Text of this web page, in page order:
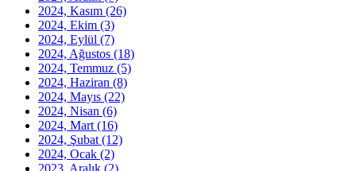
2024, Kasım (26)
2024, Ekim (3)
2024, Eylül (7)
2024, Ağustos (18)
2024, Temmuz (5)
2024, Haziran (8)
2024, Mayıs (22)
2024, Nisan (6)
2024, Mart (16)
2024, Şubat (12)
2024, Ocak (2)